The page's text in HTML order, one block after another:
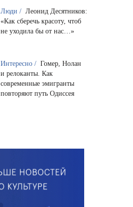
Люди / Леонид Десятников:
«Как сберечь красоту, чтоб
не уходила бы от нас…»
Интересно / Гомер, Нолан
и релоканты. Как
современные эмигранты
повторяют путь Одиссея